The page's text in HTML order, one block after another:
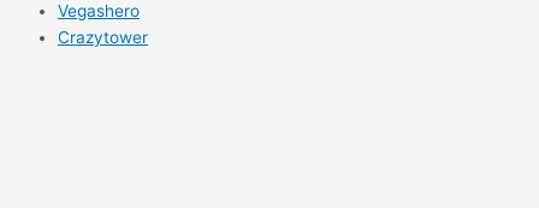
Vegashero
Crazytower